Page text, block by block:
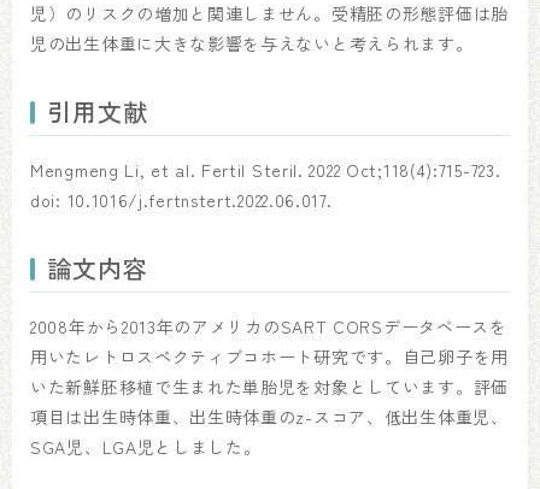
児）のリスクの増加と関連しません。受精胚の形態評価は胎
児の出生体重に大きな影響を与えないと考えられます。
引用文献
Mengmeng Li, et al. Fertil Steril. 2022 Oct;118(4):715-723.
doi: 10.1016/j.fertnstert.2022.06.017.
論文内容
2008年から2013年のアメリカのSART CORSデータベースを
用いたレトロスペクティブコホート研究です。自己卵子を用
いた新鮮胚移植で生まれた単胎児を対象としています。評価
項目は出生時体重、出生時体重のz-スコア、低出生体重児、
SGA児、LGA児としました。